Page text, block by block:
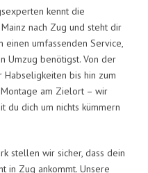
kennt die
nach Zug und steht dir
einen umfassenden Service,
Umzug benötigst. Von der
bis hin zum
am Zielort – wir
du dich um nichts kümmern
stellen wir sicher, dass dein
in Zug ankommt. Unsere